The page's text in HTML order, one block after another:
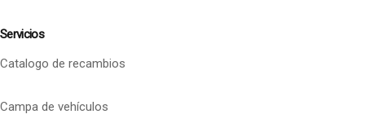
Servicios
Catalogo de recambios
Campa de vehículos